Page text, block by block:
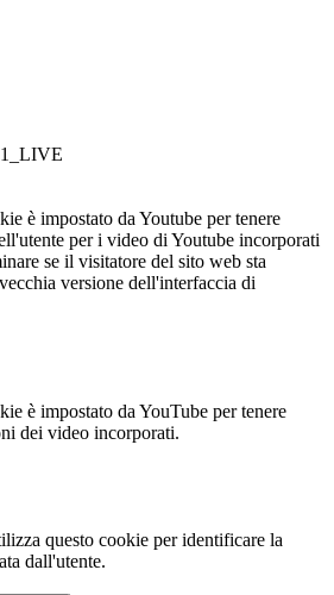
è impostato da Youtube per tenere
per i video di Youtube incorporati
se il visitatore del sito web sta
versione dell'interfaccia di
è impostato da YouTube per tenere
dei video incorporati.
questo cookie per identificare la
dall'utente.